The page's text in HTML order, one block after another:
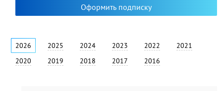
2026 2025 2024 2023 2022
2021
2020
2019 2018 2017 2016